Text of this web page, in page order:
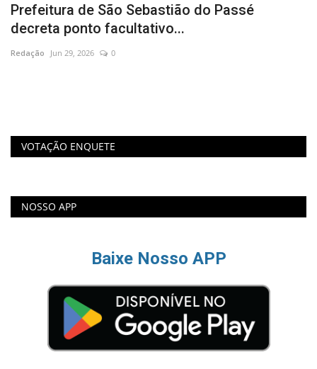
Prefeitura de São Sebastião do Passé
decreta ponto facultativo...
Redação Jun 29, 2026 0
VOTAÇÃO ENQUETE
NOSSO APP
Baixe Nosso APP